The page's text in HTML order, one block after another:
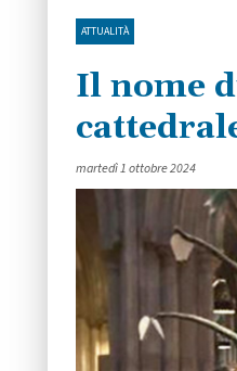
ATTUALITÀ
Il nome
martedì 1 ottobre 2024